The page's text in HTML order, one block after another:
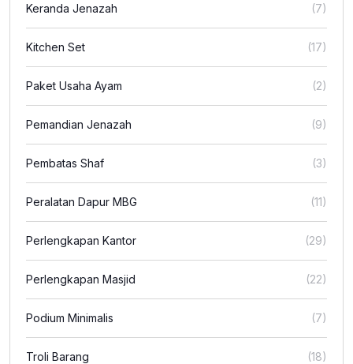
Keranda Jenazah (7)
Kitchen Set (17)
Paket Usaha Ayam (2)
Pemandian Jenazah (9)
Pembatas Shaf (3)
Peralatan Dapur MBG (11)
Perlengkapan Kantor (29)
Perlengkapan Masjid (22)
Podium Minimalis (7)
Troli Barang (18)